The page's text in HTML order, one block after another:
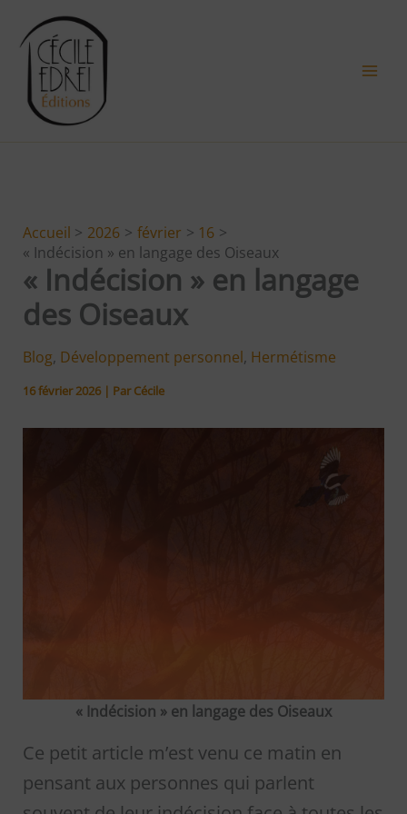
contenu
Accueil 2026 février
16
« Indécision » en langage des Oiseaux
« Indécision » en langage
des Oiseaux
Blog, Développement personnel, Hermétisme
16 février 2026 | ParCécile
« Indécision » en langage des Oiseaux
Ce petit article m’est venu ce matin en
pensant aux personnes qui parlent